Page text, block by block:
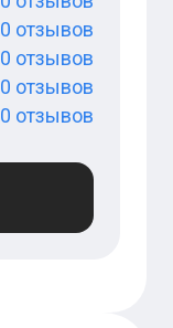
0 отзывов
0 отзывов
0 отзывов
0 отзывов